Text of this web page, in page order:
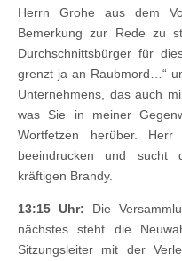
Herrn Grohe aus dem
Bemerkung zur Rede zu
Durchschnittsbürger für
grenzt ja an Raubmord…“
Unternehmens, das auch
was Sie in meiner
Wortfetzen herüber.
beeindrucken und sucht
kräftigen Brandy.
13:15 Uhr: Die
nächstes steht die
Sitzungsleiter mit der